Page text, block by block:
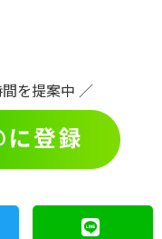
を提案中 ／